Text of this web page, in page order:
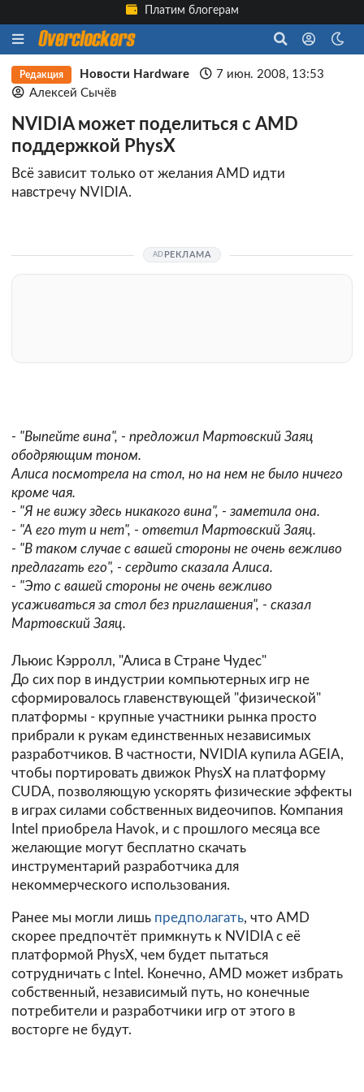
Платим блогерам
Редакция Новости Hardware
7 июн. 2008, 13:53
Алексей Сычёв
NVIDIA может поделиться с AMD
поддержкой PhysX
Всё зависит только от желания AMD идти
навстречу NVIDIA.
РЕКЛАМА
- "Выпейте вина", - предложил Мартовский Заяц
ободряющим тоном.
Алиса посмотрела на стол, но на нем не было ничего
кроме чая.
- "Я не вижу здесь никакого вина", - заметила она.
- "А его тут и нет", - ответил Мартовский Заяц.
- "В таком случае с вашей стороны не очень вежливо
предлагать его", - сердито сказала Алиса.
- "Это с вашей стороны не очень вежливо
усаживаться за стол без приглашения", - сказал
Мартовский Заяц.
Льюис Кэрролл, "Алиса в Стране Чудес"
До сих пор в индустрии компьютерных игр не
сформировалось главенствующей "физической"
платформы - крупные участники рынка просто
прибрали к рукам единственных независимых
разработчиков. В частности, NVIDIA купила AGEIA,
чтобы портировать движок PhysX на платформу
CUDA, позволяющую ускорять физические эффекты
в играх силами собственных видеочипов. Компания
Intel приобрела Havok, и с прошлого месяца все
желающие могут бесплатно скачать
инструментарий разработчика для
некоммерческого использования.
Ранее мы могли лишь предполагать, что AMD
скорее предпочтёт примкнуть к NVIDIA с её
платформой PhysX, чем будет пытаться
сотрудничать с Intel. Конечно, AMD может избрать
собственный, независимый путь, но конечные
потребители и разработчики игр от этого в
восторге не будут.